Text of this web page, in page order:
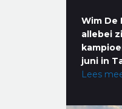
Wim De
allebei
juni in
Lees